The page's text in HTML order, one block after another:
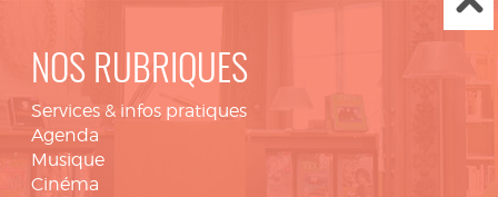
NOS RUBRIQUES
Services & infos pratiques
Agenda
Musique
Cinéma